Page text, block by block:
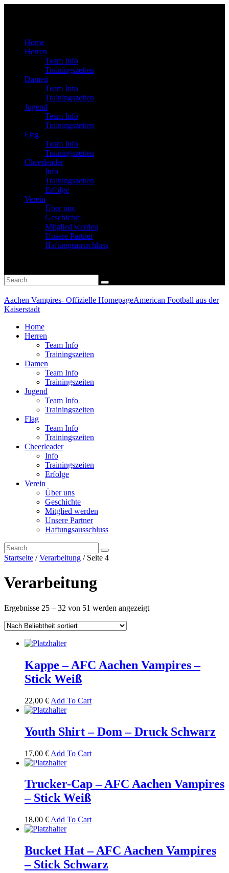
Home
Herren
Team Info
Trainingszeiten
Damen
Team Info
Trainingszeiten
Jugend
Team Info
Trainingszeiten
Flag
Team Info
Trainingszeiten
Cheerleader
Info
Trainingszeiten
Erfolge
Verein
Über uns
Geschichte
Mitglied werden
Unsere Partner
Haftungsausschluss
Aachen Vampires- Offizielle HomepageAmerican Football aus der
Kaiserstadt
Home
Herren
Team Info
Trainingszeiten
Damen
Team Info
Trainingszeiten
Jugend
Team Info
Trainingszeiten
Flag
Team Info
Trainingszeiten
Cheerleader
Info
Trainingszeiten
Erfolge
Verein
Über uns
Geschichte
Mitglied werden
Unsere Partner
Haftungsausschluss
Startseite /Verarbeitung / Seite 4
Verarbeitung
Ergebnisse 25 – 32 von 51 werden angezeigt
Kappe – AFC Aachen Vampires –
Stick Weiß
22,00 € Add To Cart
Youth Shirt – Dom – Druck Schwarz
17,00 € Add To Cart
Trucker-Cap – AFC Aachen Vampires
– Stick Weiß
18,00 € Add To Cart
Bucket Hat – AFC Aachen Vampires
– Stick Schwarz